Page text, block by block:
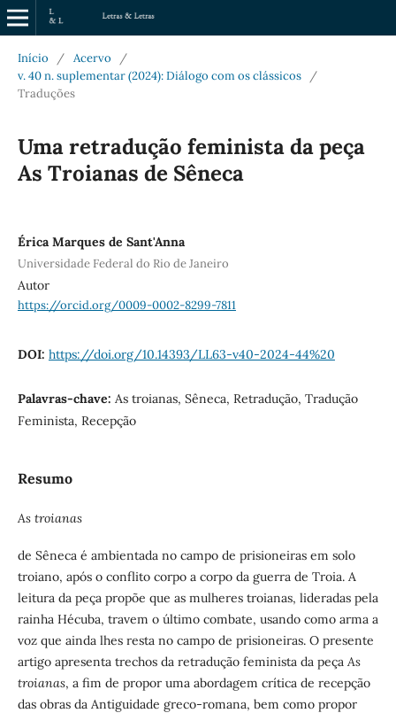
Início / Acervo
/
v. 40 n. suplementar (2024): Diálogo com os clássicos
/
Traduções
Uma retradução feminista da peça
As Troianas de Sêneca
Érica Marques de Sant'Anna
Universidade Federal do Rio de Janeiro
Autor
https://orcid.org/0009-0002-8299-7811
DOI: https://doi.org/10.14393/LL63-v40-2024-44%20
Palavras-chave: As troianas, Sêneca, Retradução, Tradução
Feminista, Recepção
Resumo
As troianas
de Sêneca é ambientada no campo de prisioneiras em solo
troiano, após o conflito corpo a corpo da guerra de Troia. A
leitura da peça propõe que as mulheres troianas, lideradas pela
rainha Hécuba, travem o último combate, usando como arma a
voz que ainda lhes resta no campo de prisioneiras. O presente
artigo apresenta trechos da retradução feminista da peça As
troianas, a fim de propor uma abordagem crítica de recepção
das obras da Antiguidade greco-romana, bem como propor